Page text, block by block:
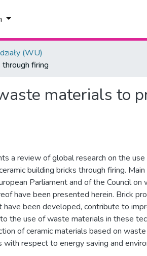
(WU)
firing
materials to
a review of global research on the
building bricks through firing.
Parliament and of the Council on
have been presented herein. Brick
have been developed, contribute to
the use of waste materials in these
of ceramic materials based on
with respect to energy saving and